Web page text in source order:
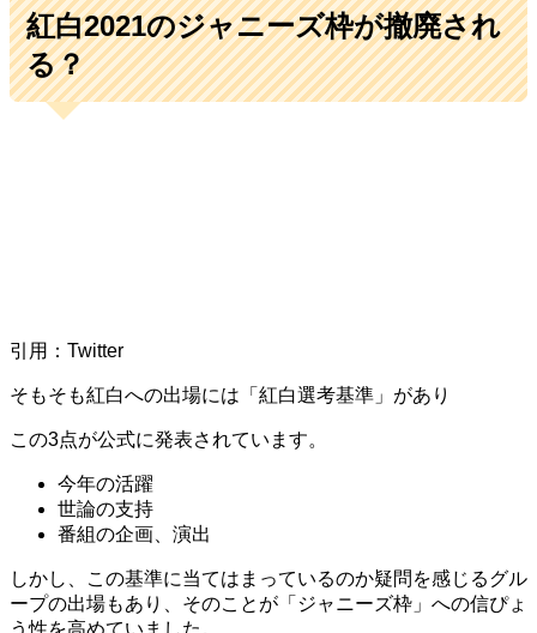
紅白2021のジャニーズ枠が撤廃され
る？
引用：Twitter
そもそも紅白への出場には「紅白選考基準」があり
この3点が公式に発表されています。
今年の活躍
世論の支持
番組の企画、演出
しかし、この基準に当てはまっているのか疑問を感じるグル
ープの出場もあり、そのことが「ジャニーズ枠」への信ぴょ
う性を高めていました。